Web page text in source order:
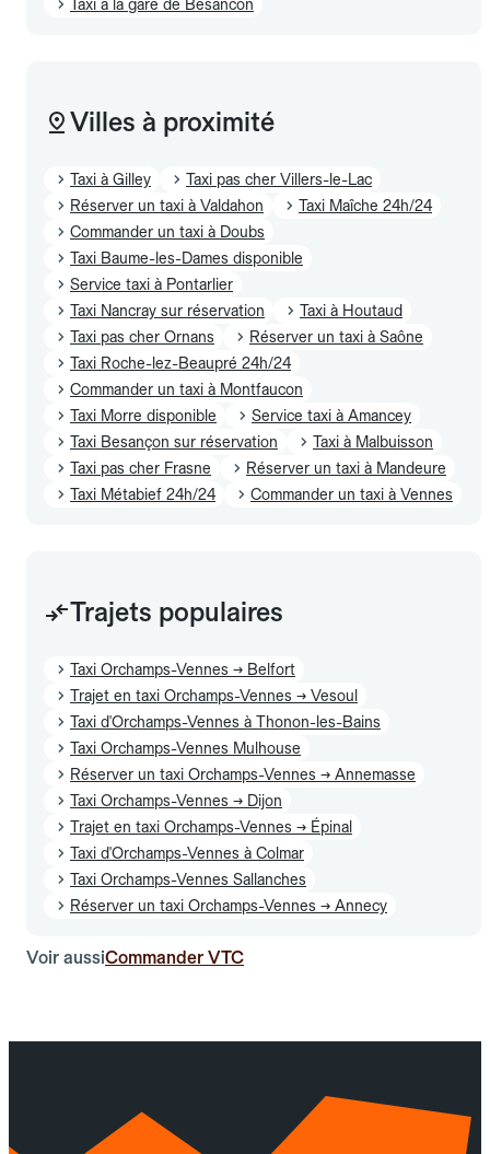
Taxi à la gare de Besancon
Villes à proximité
Taxi à Gilley
Taxi pas cher Villers-le-Lac
Réserver un taxi à Valdahon
Taxi Maîche 24h/24
Commander un taxi à Doubs
Taxi Baume-les-Dames disponible
Service taxi à Pontarlier
Taxi Nancray sur réservation
Taxi à Houtaud
Taxi pas cher Ornans
Réserver un taxi à Saône
Taxi Roche-lez-Beaupré 24h/24
Commander un taxi à Montfaucon
Taxi Morre disponible
Service taxi à Amancey
Taxi Besançon sur réservation
Taxi à Malbuisson
Taxi pas cher Frasne
Réserver un taxi à Mandeure
Taxi Métabief 24h/24
Commander un taxi à Vennes
Trajets populaires
Taxi Orchamps-Vennes → Belfort
Trajet en taxi Orchamps-Vennes → Vesoul
Taxi d'Orchamps-Vennes à Thonon-les-Bains
Taxi Orchamps-Vennes Mulhouse
Réserver un taxi Orchamps-Vennes → Annemasse
Taxi Orchamps-Vennes → Dijon
Trajet en taxi Orchamps-Vennes → Épinal
Taxi d'Orchamps-Vennes à Colmar
Taxi Orchamps-Vennes Sallanches
Réserver un taxi Orchamps-Vennes → Annecy
Voir aussiCommander VTC